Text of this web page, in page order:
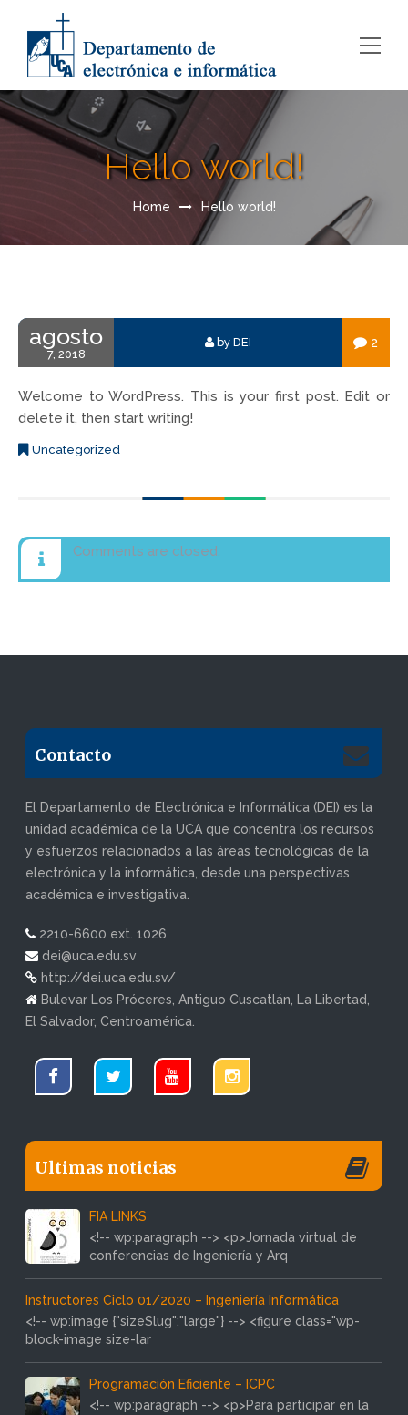
Hello world!
Home Hello world!
agosto
7, 2018
by DEI 2
Welcome to WordPress. This is your first post. Edit or
delete it, then start writing!
Uncategorized
Comments are closed.
Contacto
El Departamento de Electrónica e Informática (DEI) es la
unidad académica de la UCA que concentra los recursos
y esfuerzos relacionados a las áreas tecnológicas de la
electrónica y la informática, desde una perspectivas
académica e investigativa.
2210-6600 ext. 1026
dei@uca.edu.sv
http://dei.uca.edu.sv/
Bulevar Los Próceres, Antiguo Cuscatlán, La Libertad,
El Salvador, Centroamérica.
Ultimas noticias
FIA LINKS
<!-- wp:paragraph --> <p>Jornada virtual de
conferencias de Ingeniería y Arq
Instructores Ciclo 01/2020 – Ingeniería Informática
<!-- wp:image {"sizeSlug":"large"} --> <figure class="wp-
block-image size-lar
Programación Eficiente – ICPC
<!-- wp:paragraph --> <p>Para participar en la